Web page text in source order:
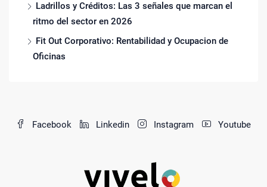
Ladrillos y Créditos: Las 3 señales que marcan el
ritmo del sector en 2026
Fit Out Corporativo: Rentabilidad y Ocupacion de
Oficinas
Facebook Linkedin Instagram Youtube